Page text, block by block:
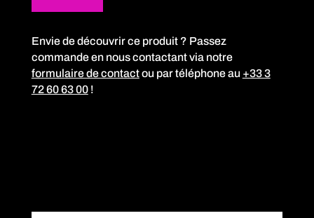
Envie de découvrir ce produit ? Passez
commande en nous contactant via notre
formulaire de contactou par téléphone au +33 3
72 60 63 00!